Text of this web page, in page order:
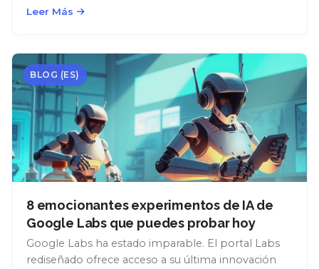
Leer Más
BLOG (ES)
8 emocionantes experimentos de IA de
Google Labs que puedes probar hoy
Google Labs ha estado imparable. El portal Labs
rediseñado ofrece acceso a su última innovación